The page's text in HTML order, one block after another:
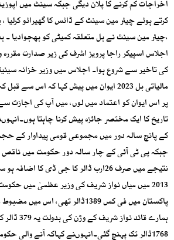
اخراجات کم کرنے کا پلان دیگی جبکہ سینٹ میں
کرتے ہوئے چیئر مین سینٹ کے ڈائس کا گھیرائو کرلیا
،چیئر مین سینٹ نے بل متعلقہ کمیٹی کو بھجوادیا
اجلاس اسپیکر راجا پرویز اشرف کی زیر صدارت
کی تاخیر سے شروع ہوا۔ اجلاس میں وزیر خزانہ
مالیاتی بل 2023 ایوان میں پیش کہا کہ اس
پر اس ایوان کو اعتماد میں لوں، میں آپ کی
تاریخ کا ایک مختصر جائزہ پیش کرنا چاہتا
جبکہ پی ٹی آئی کے چار سالہ دور حکومت میں
نتیجے میں صرف 26ارب ڈالر کا جی ڈی کا
2013 میں میاں نواز شریف کی وزیر عظمیٰ میں
پاکستان میں فی کس 1389ڈالر تھی،
ہمارے
1768ڈالر تک پہنچ گئی۔انہوںنے کہاکہ آنے